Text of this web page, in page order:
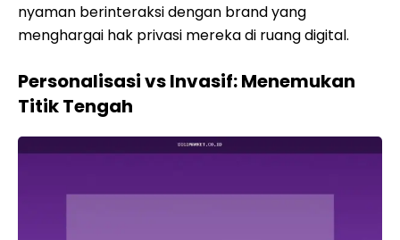
nyaman berinteraksi dengan brand yang
menghargai hak privasi mereka di ruang digital.
Personalisasi vs Invasif: Menemukan
Titik Tengah